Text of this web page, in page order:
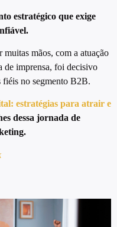
estratégico que exige
mãos, com a atuação
de imprensa, foi decisivo
fiéis no segmento B2B.
estratégias para atrair e
dessa jornada de